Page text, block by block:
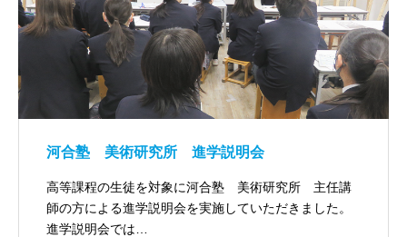
河合塾 美術研究所 進学説明会
高等課程の生徒を対象に河合塾 美術研究所 主任講
師の方による進学説明会を実施していただきました。
進学説明会では…